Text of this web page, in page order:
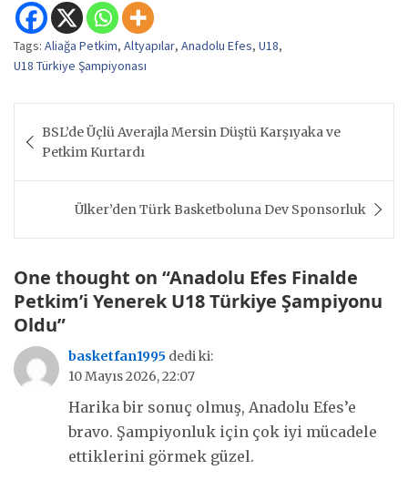
Tags: Aliağa Petkim, Altyapılar, Anadolu Efes, U18,
U18 Türkiye Şampiyonası
gezinmesi
BSL’de Üçlü Averajla Mersin Düştü Karşıyaka ve
Petkim Kurtardı
Ülker’den Türk Basketboluna Dev Sponsorluk
One thought on “Anadolu Efes Finalde
Petkim’i Yenerek U18 Türkiye Şampiyonu
Oldu”
basketfan1995 dedi ki:
10 Mayıs 2026, 22:07
Harika bir sonuç olmuş, Anadolu Efes’e
bravo. Şampiyonluk için çok iyi mücadele
ettiklerini görmek güzel.